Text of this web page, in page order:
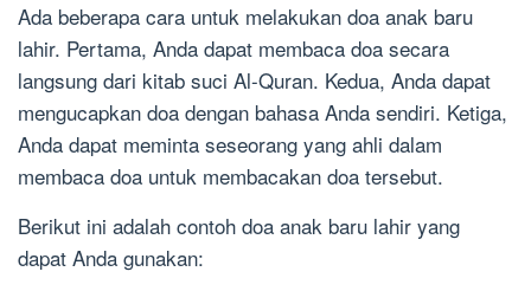
Ada beberapa cara untuk melakukan doa anak baru
lahir. Pertama, Anda dapat membaca doa secara
langsung dari kitab suci Al-Quran. Kedua, Anda dapat
mengucapkan doa dengan bahasa Anda sendiri. Ketiga,
Anda dapat meminta seseorang yang ahli dalam
membaca doa untuk membacakan doa tersebut.
Berikut ini adalah contoh doa anak baru lahir yang
dapat Anda gunakan: